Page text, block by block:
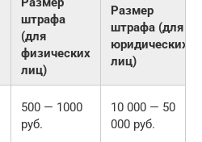
штрафа
(для
физических
лиц)
Размер
штрафа (для
юридических
лиц)
500 — 1000
руб.
10 000 — 50
000 руб.